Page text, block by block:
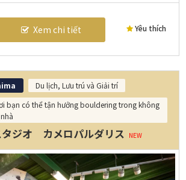
Yêu thích
Xem chi tiết
Du lịch, Lưu trú và Giải trí
bạn có thể tận hưởng bouldering trong không
タジオ カメロパルダリス NEW